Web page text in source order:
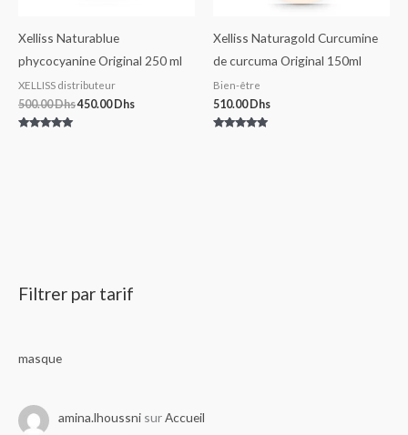
Filtrer par tarif
masque
amina.lhoussni surAccueil
Xelliss Naturablue
phycocyanine Original 250 ml
XELLISS distributeur
500.00Dhs450.00Dhs
Xelliss Naturagold Curcumine
de curcuma Original 150ml
Bien-être
510.00Dhs